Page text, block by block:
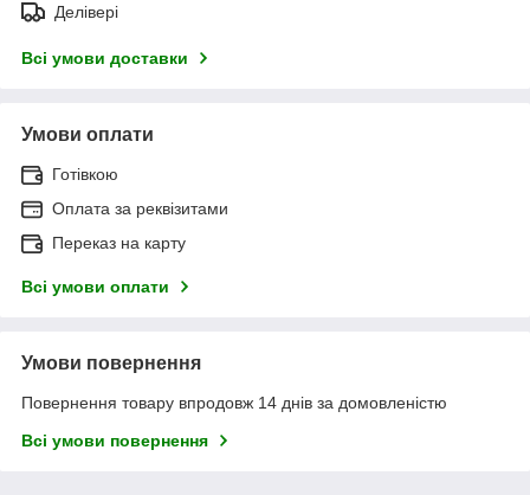
Делівері
Всі умови доставки
Умови оплати
Готівкою
Оплата за реквізитами
Переказ на карту
Всі умови оплати
Умови повернення
Повернення товару впродовж 14 днів за домовленістю
Всі умови повернення